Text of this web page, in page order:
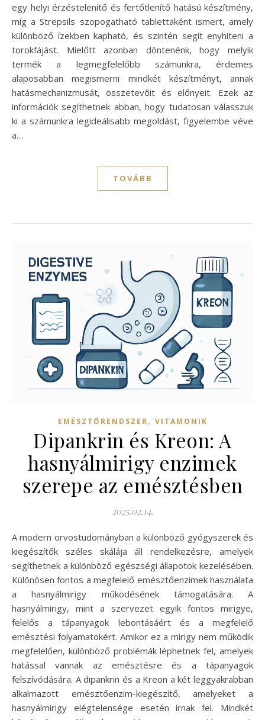
egy helyi érzéstelenítő és fertőtlenítő hatású készítmény,
míg a Strepsils szopogatható tablettaként ismert, amely
különböző ízekben kapható, és szintén segít enyhíteni a
torokfájást. Mielőtt azonban döntenénk, hogy melyik
termék a legmegfelelőbb számunkra, érdemes
alaposabban megismerni mindkét készítményt, annak
hatásmechanizmusát, összetevőit és előnyeit. Ezek az
információk segíthetnek abban, hogy tudatosan válasszuk
ki a számunkra legideálisabb megoldást, figyelembe véve
a…
TOVÁBB
EMÉSZTŐRENDSZER, VITAMONIK
Dipankrin és Kreon: A
hasnyálmirigy enzimek
szerepe az emésztésben
2025.02.14.
A modern orvostudományban a különböző gyógyszerek és
kiegészítők széles skálája áll rendelkezésre, amelyek
segíthetnek a különböző egészségi állapotok kezelésében.
Különösen fontos a megfelelő emésztőenzimek használata
a hasnyálmirigy működésének támogatására. A
hasnyálmirigy, mint a szervezet egyik fontos mirigye,
felelős a tápanyagok lebontásáért és a megfelelő
emésztési folyamatokért. Amikor ez a mirigy nem működik
megfelelően, különböző problémák léphetnek fel, amelyek
hatással vannak az emésztésre és a tápanyagok
felszívódására. A dipankrin és a Kreon a két leggyakrabban
alkalmazott emésztőenzim-kiegészítő, amelyeket a
hasnyálmirigy elégtelensége esetén írnak fel. Mindkét